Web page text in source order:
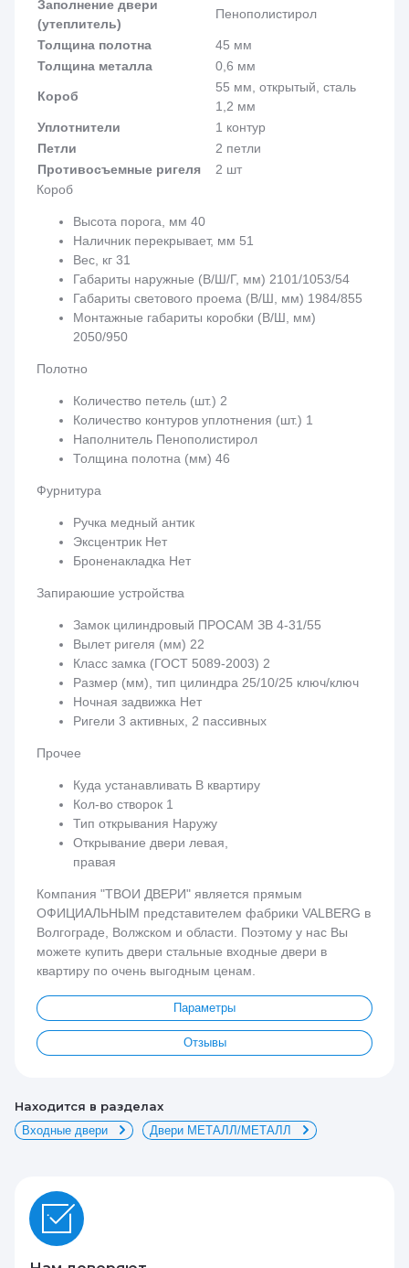
Заполнение двери
(утеплитель)
Пенополистирол
Толщина полотна
45 мм
Толщина металла
0,6 мм
Короб
55 мм, открытый, сталь
1,2 мм
Уплотнители
1 контур
Петли
2 петли
Противосъемные ригеля
2 шт
Короб
Высота порога, мм 40
Наличник перекрывает, мм 51
Вес, кг 31
Габариты наружные (В/Ш/Г, мм) 2101/1053/54
Габариты светового проема (В/Ш, мм) 1984/855
Монтажные габариты коробки (В/Ш, мм)
2050/950
Полотно
Количество петель (шт.) 2
Количество контуров уплотнения (шт.) 1
Наполнитель Пенополистирол
Толщина полотна (мм) 46
Фурнитура
Ручка медный антик
Эксцентрик Нет
Броненакладка Нет
Запираюшие устройства
Замок цилиндровый ПРОСАМ ЗВ 4-31/55
Вылет ригеля (мм) 22
Класс замка (ГОСТ 5089-2003) 2
Размер (мм), тип цилиндра 25/10/25 ключ/ключ
Ночная задвижка Нет
Ригели 3 активных, 2 пассивных
Прочее
Куда устанавливать В квартиру
Кол-во створок 1
Тип открывания Наружу
Открывание двери левая,
правая
Компания "ТВОИ ДВЕРИ" является прямым
ОФИЦИАЛЬНЫМ представителем фабрики VALBERG в
Волгограде, Волжском и области. Поэтому у нас Вы
можете купить двери стальные входные двери в
квартиру по очень выгодным ценам.
Параметры
Отзывы
Находится в разделах
Входные двери Двери МЕТАЛЛ/МЕТАЛЛ